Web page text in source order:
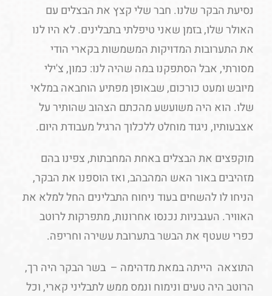
נסיעת הבקר שלנו. חבר שלי קצץ את הבצלים עם
האולר שלו, בזמן שאני טיפלתי בתבלינים. לא היו לנו
את התערובות המדויקות המשמשות בקארי הודי
מסורתי, אבל הסתפקנו במה שהיה לנו: כמון, צ'ילי
מיובש ומעט כורכום, שבאופן מפתיע הוחבאה במלאי
שלו. הוא היה משועשע מהכתם הצהוב שהותיר על
אצבעותיו, ניגוד מוחלט ללכלוך הרגיל מעבודת היום.
מוקפצים את הבצלים באחת המחבתות, צפינו בהם
מזהיבים באור האש המהבהב, ואז הוספנו את הבקר,
הניחו לו להשחים בעוד ניחוח התבלינים החל למלא את
האוויר. העגבניות נכנסו אחרונות, מתפרקות לרוטב
כפרי שעטף את הבשר בתערובת עשירה וחריפה.
התוצאה הייתה במאת מדהימה – בשר הבקר היה רך,
הרוטב היה טעים ונימוח ונמס ממש לתבליני קארי, וכל